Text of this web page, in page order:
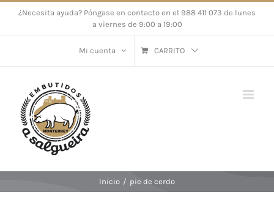
Saltar¿Necesita ayuda? Póngase en contacto en el 988 411 073 de lunes
a viernes de 9:00 a 19:00
Mi cuenta CARRITO
Inicio / pie de cerdo